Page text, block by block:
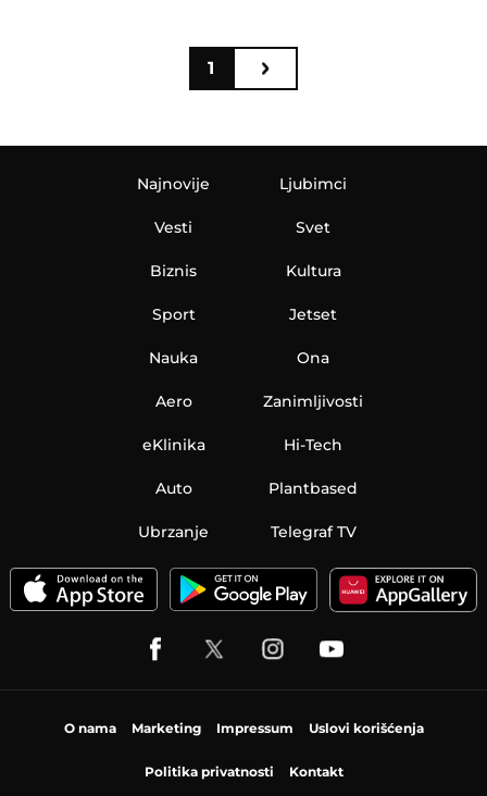
1
Najnovije
Vesti
Biznis
Sport
Nauka
Aero
Ljubimci
Svet
Kultura
Jetset
Ona
Zanimljivosti
eKlinika Hi-Tech
Auto Plantbased
Ubrzanje Telegraf TV
O nama Marketing Impressum Uslovi korišćenja
Politika privatnosti Kontakt